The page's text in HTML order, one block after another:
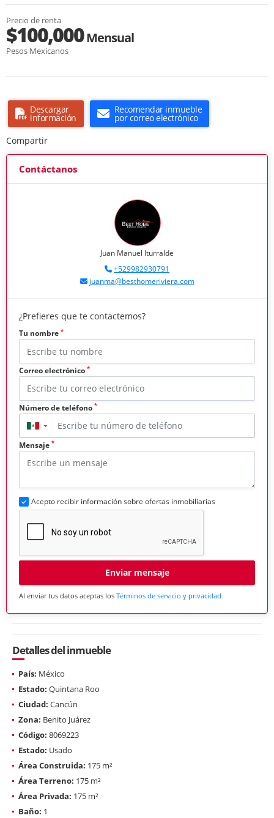
Precio de renta
$100,000Mensual
Pesos Mexicanos
Descargar
información
Recomendar inmueble
por correo electrónico
Compartir
Contáctanos
Juan Manuel Iturralde
+529982930791
juanma@besthomeriviera.com
¿Prefieres que te contactemos?
Tu nombre *
Correo electrónico *
Número de teléfono *
▼
Mensaje *
Acepto recibir información sobre ofertas inmobiliarias
Enviar mensaje
Al enviar tus datos aceptas los Términos de servicio y privacidad
Detalles del inmueble
País: México
Estado: Quintana Roo
Ciudad: Cancún
Zona: Benito Juárez
Código: 8069223
Estado: Usado
Área Construida: 175 m²
Área Terreno: 175 m²
Área Privada: 175 m²
Baño: 1